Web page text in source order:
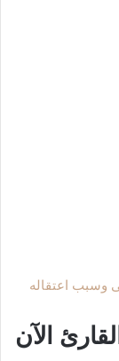
وسبب اعتقاله
الآن